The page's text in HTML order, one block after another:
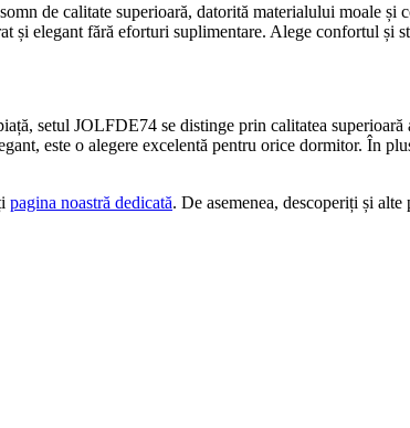
de calitate superioară, datorită materialului moale
și elegant fără eforturi suplimentare. Alege confortul
setul JOLFDE74 se distinge prin calitatea
este o alegere excelentă pentru orice dormitor. În
pagina noastră dedicată. De asemenea, descoperiți și